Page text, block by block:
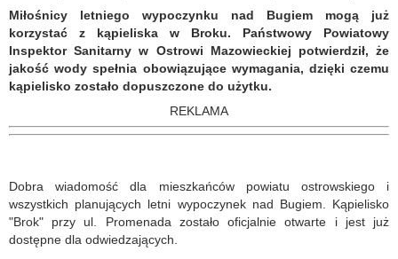
Miłośnicy letniego wypoczynku nad Bugiem mogą już
korzystać z kąpieliska w Broku. Państwowy Powiatowy
Inspektor Sanitarny w Ostrowi Mazowieckiej potwierdził, że
jakość wody spełnia obowiązujące wymagania, dzięki czemu
kąpielisko zostało dopuszczone do użytku.
REKLAMA
Dobra wiadomość dla mieszkańców powiatu ostrowskiego i
wszystkich planujących letni wypoczynek nad Bugiem. Kąpielisko
"Brok" przy ul. Promenada zostało oficjalnie otwarte i jest już
dostępne dla odwiedzających.